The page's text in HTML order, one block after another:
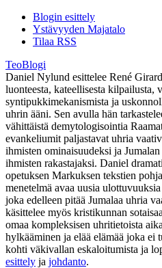
Blogin esittely
Ystävyyden Majatalo
Tilaa RSS
TeoBlogi
Daniel Nylund esittelee René
luonteesta, kateellisesta kilpailusta,
syntipukkimekanismista ja
uhrin ääni. Sen avulla hän
vähittäistä demytologisointia
evankeliumit paljastavat uhria
ihmisten ominaisuudeksi ja
ihmisten rakastajaksi. Daniel
opetuksen Markuksen tekstien
menetelmä avaa uusia
joka edelleen pitää Jumalaa uhria
käsittelee myös kristikunnan
omaa kompleksisen uhritietoista
hylkääminen ja elää elämää joka ei
kohti väkivallan eskaloitumista ja
esittely ja johdanto.